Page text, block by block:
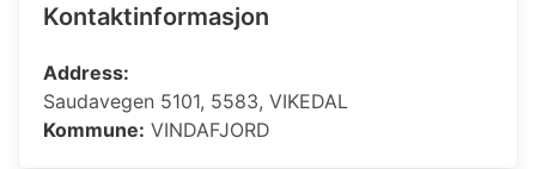
Kontaktinformasjon
Address:
Saudavegen 5101, 5583, VIKEDAL
Kommune: VINDAFJORD